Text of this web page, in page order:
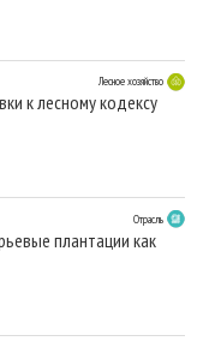
Лесное хозяйство
к лесному кодексу
Отрасль
плантации как